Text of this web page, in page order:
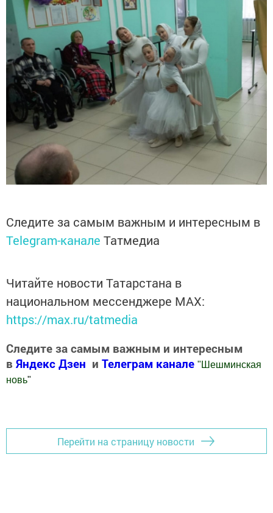
Следите за самым важным и интересным в
Telegram-канале Татмедиа
Читайте новости Татарстана в
национальном мессенджере MАХ:
https://max.ru/tatmedia
Следите за самым важным и интересным
в Яндекс Дзен и Телеграм канале " Шешминская
новь"
Перейти на страницу новости